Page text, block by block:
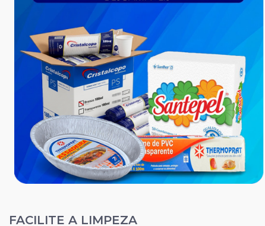
FACILITE A LIMPEZA